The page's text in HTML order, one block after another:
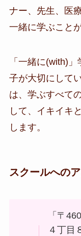
ナー、先生、医
一緒に学ぶこと
「一緒に(with)
子が大切にして
は、学ぶすべて
して、イキイキ
します。
スクールへの
「〒
４丁目